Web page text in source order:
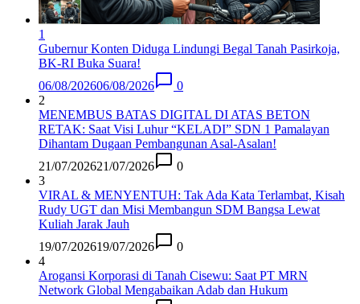
1
Gubernur Konten Diduga Lindungi Begal Tanah Pasirkoja,
BK-RI Buka Suara!
06/08/202606/08/2026
0
2
MENEMBUS BATAS DIGITAL DI ATAS BETON
RETAK: Saat Visi Luhur “KELADI” SDN 1 Pamalayan
Dihantam Dugaan Pembangunan Asal-Asalan​!
21/07/202621/07/2026
0
3
VIRAL & MENYENTUH: Tak Ada Kata Terlambat, Kisah
Rudy UGT dan Misi Membangun SDM Bangsa Lewat
Kuliah Jarak Jauh
19/07/202619/07/2026
0
4
Arogansi Korporasi di Tanah Cisewu: Saat PT MRN
Network Global Mengabaikan Adab dan Hukum